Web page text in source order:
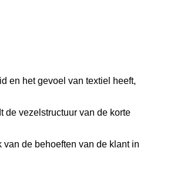
en het gevoel van textiel heeft,
de vezelstructuur van de korte
de behoeften van de klant in